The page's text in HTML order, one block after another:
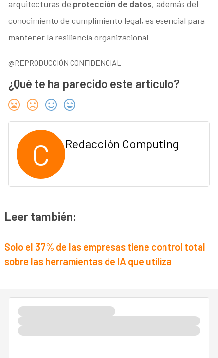
arquitecturas de protección de datos, además del
conocimiento de cumplimiento legal, es esencial para
mantener la resiliencia organizacional.
@REPRODUCCIÓN CONFIDENCIAL
¿Qué te ha parecido este artículo?
C Redacción Computing
Leer también:
Solo el 37% de las empresas tiene control total
sobre las herramientas de IA que utiliza